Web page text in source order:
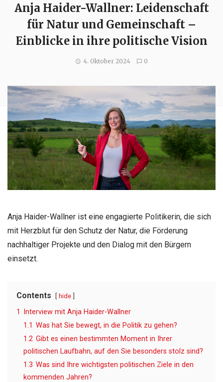
Anja Haider-Wallner: Leidenschaft
für Natur und Gemeinschaft –
Einblicke in ihre politische Vision
4. Oktober 2024 0
Anja Haider-Wallner ist eine engagierte Politikerin, die sich
mit Herzblut für den Schutz der Natur, die Förderung
nachhaltiger Projekte und den Dialog mit den Bürgern
einsetzt.
Contents hide
1
Interview mit Anja Haider-Wallner
1.1 Was hat Sie bewegt, in die Politik zu gehen?
1.2 Gibt es einen bestimmten Moment in Ihrer
politischen Laufbahn, auf den Sie besonders stolz sind?
1.3 Was sind Ihre wichtigsten politischen Ziele in den
kommenden Jahren?